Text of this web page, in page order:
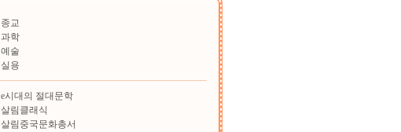
종교
과학
예술
실용
e시대의 절대문학
살림클래식
살림중국문화총서